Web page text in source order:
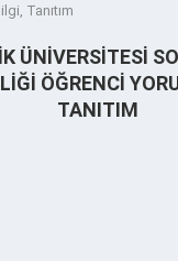
Tanıtım
ÜNIVERSITESI
ÖĞRENCI
TANITIM